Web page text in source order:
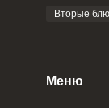
Вторые
Меню